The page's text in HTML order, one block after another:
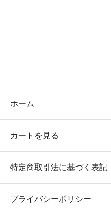
ホーム
カートを見る
特定商取引法に基づく表記
プライバシーポリシー